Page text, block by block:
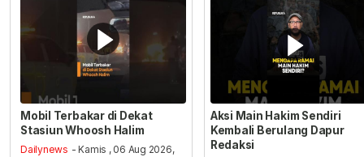
Mobil Terbakar di Dekat
Stasiun Whoosh Halim
Dailynews - Kamis , 06 Aug 2026,
Aksi Main Hakim Sendiri
Kembali Berulang Dapur
Redaksi